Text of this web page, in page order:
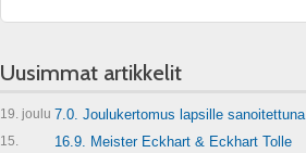
Uusimmat artikkelit
19. joulu 7.0. Joulukertomus lapsille sanoitettuna
15.
16.9. Meister Eckhart & Eckhart Tolle